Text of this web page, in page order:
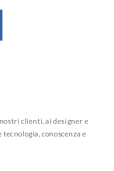
clienti, ai designer e
conoscenza e